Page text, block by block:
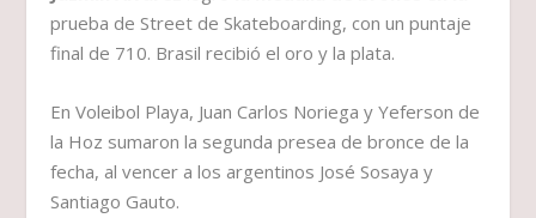
prueba de Street de Skateboarding, con un puntaje
final de 710. Brasil recibió el oro y la plata.
En Voleibol Playa, Juan Carlos Noriega y Yeferson de
la Hoz sumaron la segunda presea de bronce de la
fecha, al vencer a los argentinos José Sosaya y
Santiago Gauto.